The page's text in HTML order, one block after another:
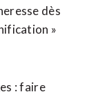
dès
»
: faire